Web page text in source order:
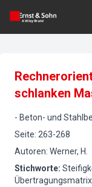
schlanken
- Beton- und
Seite: 263-268
Autoren: Werner, H.
Stichworte: